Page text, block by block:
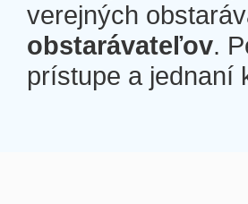
verejných
obstarávateľov.
prístupe a jednaní